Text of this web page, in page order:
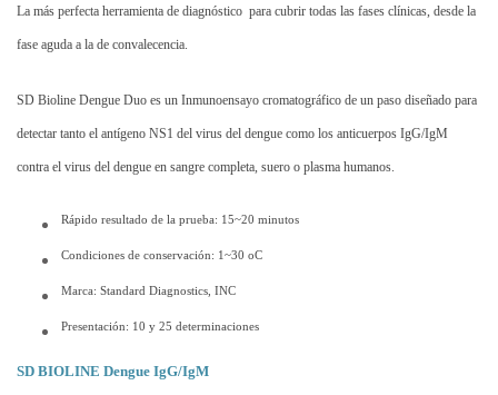
La más perfecta herramienta de diagnóstico para cubrir todas las fases clínicas, desde la
fase aguda a la de convalecencia.
SD Bioline Dengue Duo es un Inmunoensayo cromatográfico de un paso diseñado para
detectar tanto el antígeno NS1 del virus del dengue como los anticuerpos IgG/IgM
contra el virus del dengue en sangre completa, suero o plasma humanos.
Rápido resultado de la prueba: 15~20 minutos
Condiciones de conservación: 1~30 oC
Marca: Standard Diagnostics, INC
Presentación: 10 y 25 determinaciones
SD BIOLINE Dengue IgG/IgM